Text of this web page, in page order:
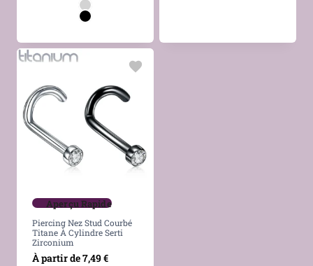
Aperçu Rapide
Piercing Nez Stud Courbé
Titane À Cylindre Serti
Zirconium
À partir de7,49€